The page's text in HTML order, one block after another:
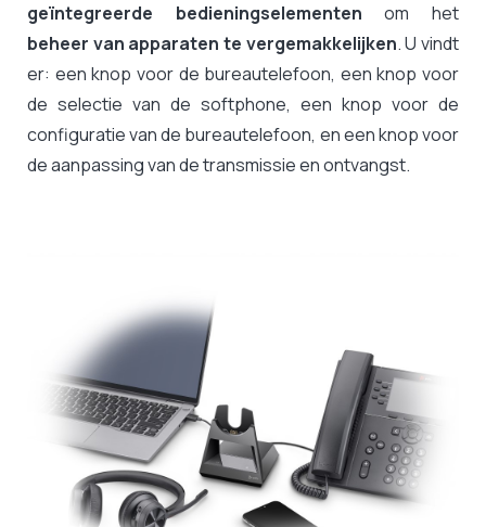
geïntegreerde bedieningselementen om het
beheer van apparaten te vergemakkelijken. U vindt
er: een knop voor de bureautelefoon, een knop voor
de selectie van de softphone, een knop voor de
configuratie van de bureautelefoon, en een knop voor
de aanpassing van de transmissie en ontvangst.